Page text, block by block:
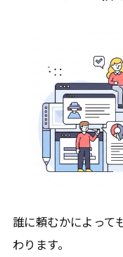
誰に頼むかによって
わります。